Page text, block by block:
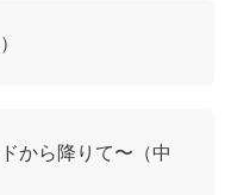
から降りて〜（中